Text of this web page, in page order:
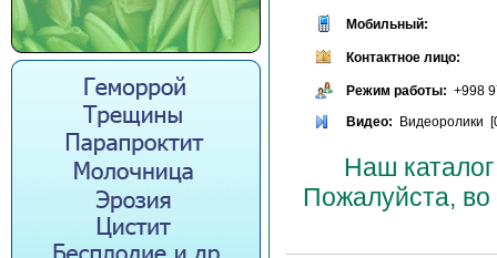
Мобильный:
Контактное лицо:
Режим работы: +998
Видео: Видеоролики
Наш
Пожалуйста,